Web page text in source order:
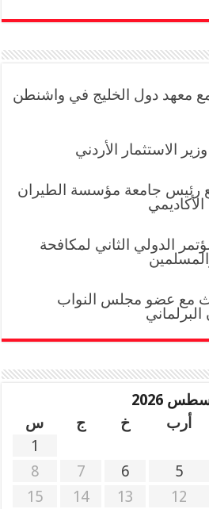
معهد دول الخليج في واشنطن
الاستثمار الأردني
رئيس جامعة مؤسسة الطيران
الأكاديمي
الدولي الثاني لمكافحة
مع عضو مجلس النواب
البرلماني
2026
أرب خ ج
س
1
5
6
7
8
12
13
14
15